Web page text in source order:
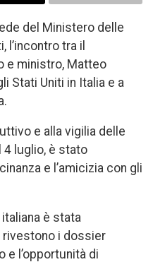
del Ministero delle
tra il
e ministro, Matteo
Stati Uniti in Italia e a
e alla vigilia delle
4 luglio, è stato
e l’amicizia con gli
è stata
rivestono i dossier
e l’opportunità di